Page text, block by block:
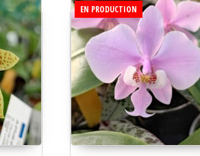
EN PRODUCTION